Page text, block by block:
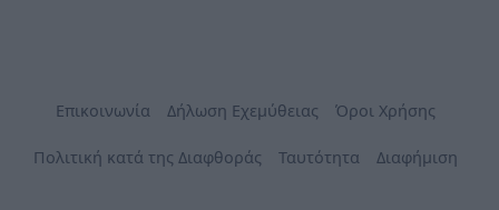
Επικοινωνία Δήλωση Εχεμύθειας Όροι Χρήσης
Πολιτική κατά της Διαφθοράς Ταυτότητα Διαφήμιση